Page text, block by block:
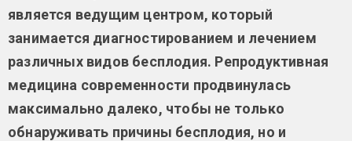
является ведущим центром, который
занимается диагностированием и лечением
различных видов бесплодия. Репродуктивная
медицина современности продвинулась
максимально далеко, чтобы не только
обнаруживать причины бесплодия, но и